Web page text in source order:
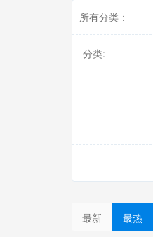
所有分类：
分类:
最新 最热